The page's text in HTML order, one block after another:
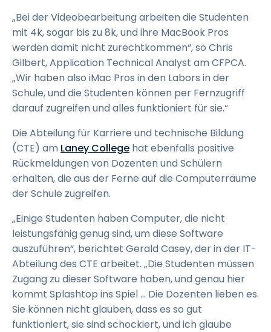
„Bei der Videobearbeitung arbeiten die Studenten
mit 4k, sogar bis zu 8k, und ihre MacBook Pros
werden damit nicht zurechtkommen“, so Chris
Gilbert, Application Technical Analyst am CFPCA.
„Wir haben also iMac Pros in den Labors in der
Schule, und die Studenten können per Fernzugriff
darauf zugreifen und alles funktioniert für sie.“
Die Abteilung für Karriere und technische Bildung
(CTE) am Laney College hat ebenfalls positive
Rückmeldungen von Dozenten und Schülern
erhalten, die aus der Ferne auf die Computerräume
der Schule zugreifen.
„Einige Studenten haben Computer, die nicht
leistungsfähig genug sind, um diese Software
auszuführen“, berichtet Gerald Casey, der in der IT-
Abteilung des CTE arbeitet. „Die Studenten müssen
Zugang zu dieser Software haben, und genau hier
kommt Splashtop ins Spiel ... Die Dozenten lieben es.
Sie können nicht glauben, dass es so gut
funktioniert, sie sind schockiert, und ich glaube